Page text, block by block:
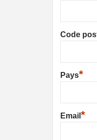
Code
Pays*
Email *